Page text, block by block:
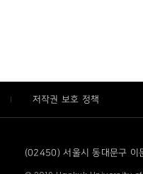
저작권 보호 정책
(02450) 서울시 동대문구